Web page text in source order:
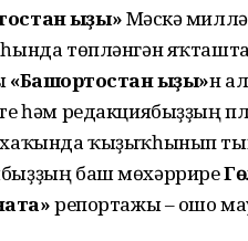
ҡыҙы»Мәскәү
төпләнгән
«Башҡортостан ҡыҙы»н
һәм редакциябыҙҙың
хаҡында ҡыҙыҡһынып
баш мөхәррире
репортажы – ошо